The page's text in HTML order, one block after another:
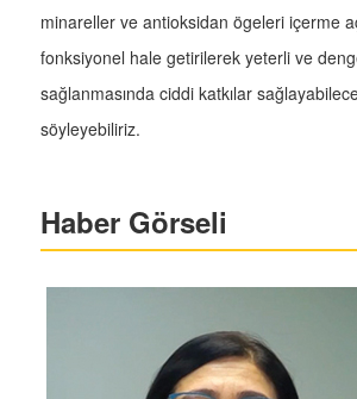
minareller ve antioksidan ögeleri içerme
fonksiyonel hale getirilerek yeterli ve
sağlanmasında ciddi katkılar
söyleyebiliriz.
Haber Görseli